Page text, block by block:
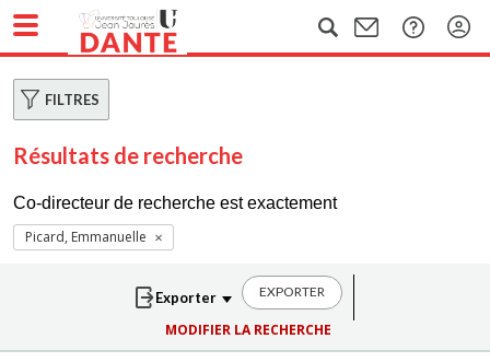
FILTRES
Résultats de recherche
Co-directeur de recherche est exactement
Picard, Emmanuelle
EXPORTER
MODIFIER LA RECHERCHE